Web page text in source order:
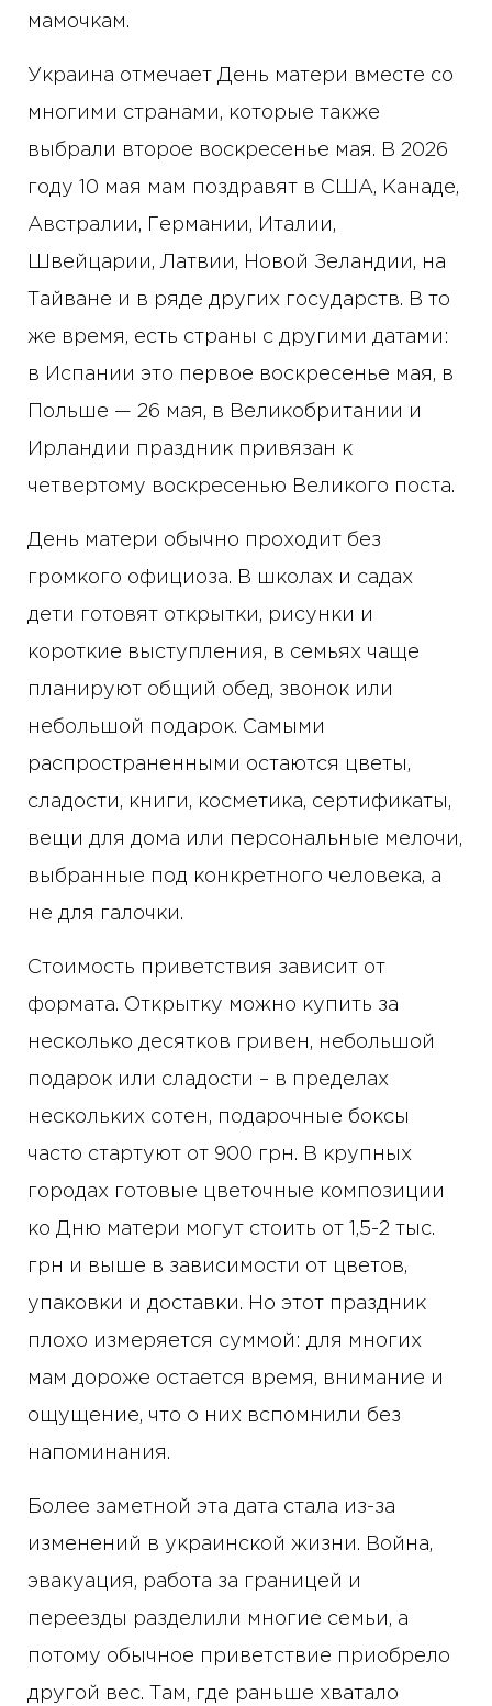
мамочкам.
Украина отмечает День матери вместе со
многими странами, которые также
выбрали второе воскресенье мая. В 2026
году 10 мая мам поздравят в США, Канаде,
Австралии, Германии, Италии,
Швейцарии, Латвии, Новой Зеландии, на
Тайване и в ряде других государств. В то
же время, есть страны с другими датами:
в Испании это первое воскресенье мая, в
Польше — 26 мая, в Великобритании и
Ирландии праздник привязан к
четвертому воскресенью Великого поста.
День матери обычно проходит без
громкого официоза. В школах и садах
дети готовят открытки, рисунки и
короткие выступления, в семьях чаще
планируют общий обед, звонок или
небольшой подарок. Самыми
распространенными остаются цветы,
сладости, книги, косметика, сертификаты,
вещи для дома или персональные мелочи,
выбранные под конкретного человека, а
не для галочки.
Стоимость приветствия зависит от
формата. Открытку можно купить за
несколько десятков гривен, небольшой
подарок или сладости – в пределах
нескольких сотен, подарочные боксы
часто стартуют от 900 грн. В крупных
городах готовые цветочные композиции
ко Дню матери могут стоить от 1,5-2 тыс.
грн и выше в зависимости от цветов,
упаковки и доставки. Но этот праздник
плохо измеряется суммой: для многих
мам дороже остается время, внимание и
ощущение, что о них вспомнили без
напоминания.
Более заметной эта дата стала из-за
изменений в украинской жизни. Война,
эвакуация, работа за границей и
переезды разделили многие семьи, а
потому обычное приветствие приобрело
другой вес. Там, где раньше хватало